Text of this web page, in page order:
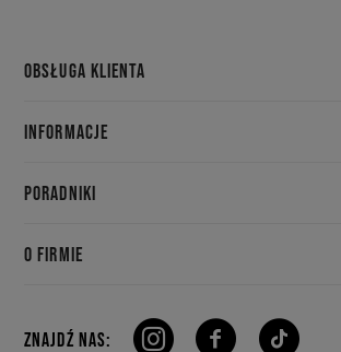
OBSŁUGA KLIENTA
INFORMACJE
PORADNIKI
O FIRMIE
ZNAJDŹ NAS: